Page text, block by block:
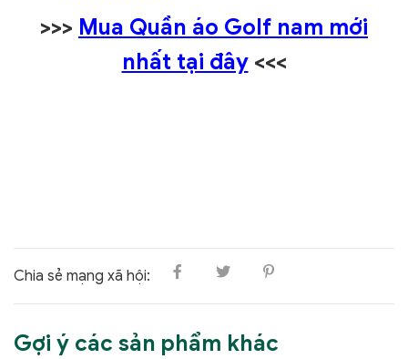
>>> Mua Quần áo Golf nam mới
nhất tại đây<<<
Chia sẻ mạng xã hội:
Gợi ý các sản phẩm khác